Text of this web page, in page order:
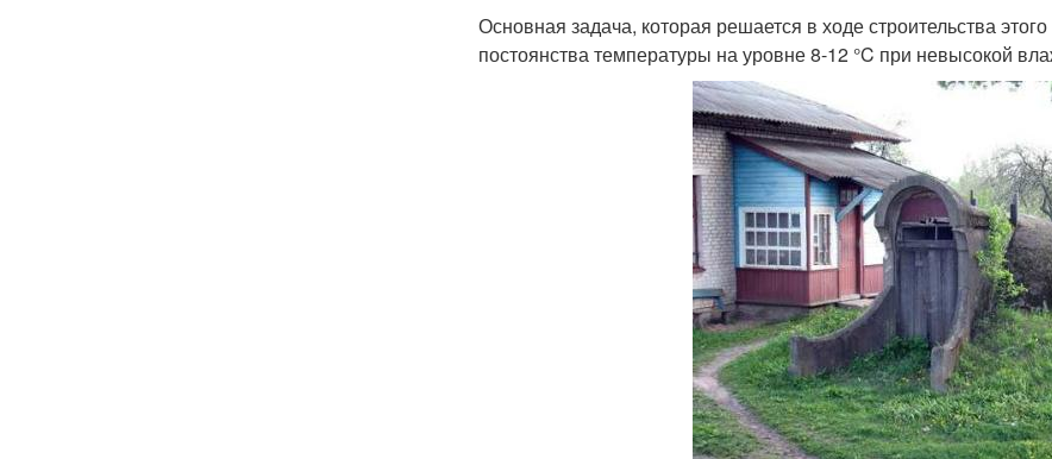
Основная задача, которая решается в ходе строительства
постоянства температуры на уровне 8-12 °C при невысокой